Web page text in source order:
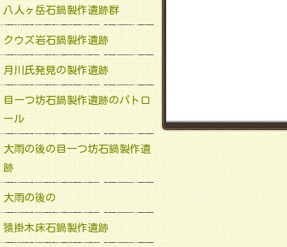
八人ヶ岳石鍋製作遺跡群
クウズ岩石鍋製作遺跡
月川氏発見の製作遺跡
目一つ坊石鍋製作遺跡のパトロ
ール
大雨の後の目一つ坊石鍋製作遺
跡
大雨の後の
猿掛木床石鍋製作遺跡